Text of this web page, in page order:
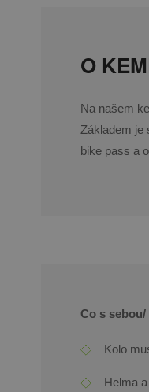
O
Na našem
Základem je
bike pass a
Co s
Kolo
Helma